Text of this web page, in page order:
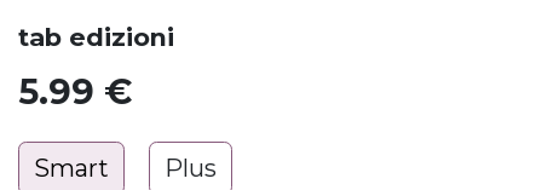
tab edizioni
5.99 €
Smart Plus